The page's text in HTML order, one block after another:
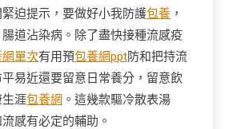
迫提示，要做好小我防護包養 ，
道沾染病。除了盡快接種流感疫
單次有用預包養網ppt防和把持流
易近還要留意日常養分，留意飲
涯包養網 。這幾款驅冷散表湯
感有必定的輔助。